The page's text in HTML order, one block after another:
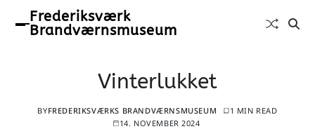
Frederiksværk
Brandværnsmuseum
Vinterlukket
BYFREDERIKSVÆRKS BRANDVÆRNSMUSEUM
1 MIN READ
14. NOVEMBER 2024